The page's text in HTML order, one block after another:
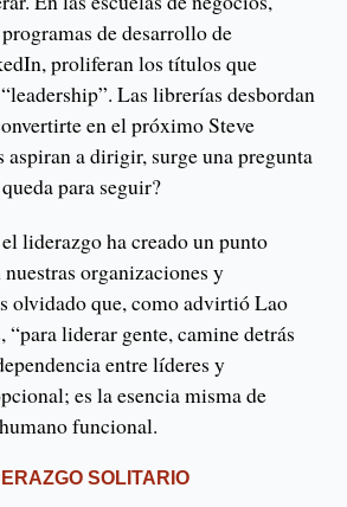
de desarrollo de
proliferan los títulos que
Las librerías desbordan
en el próximo Steve
aspiran a dirigir, surge una pregunta
para seguir?
liderazgo ha creado un punto
organizaciones y
olvidado que, como advirtió Lao
liderar gente, camine detrás
entre líderes y
es la esencia misma de
funcional.
SOLITARIO